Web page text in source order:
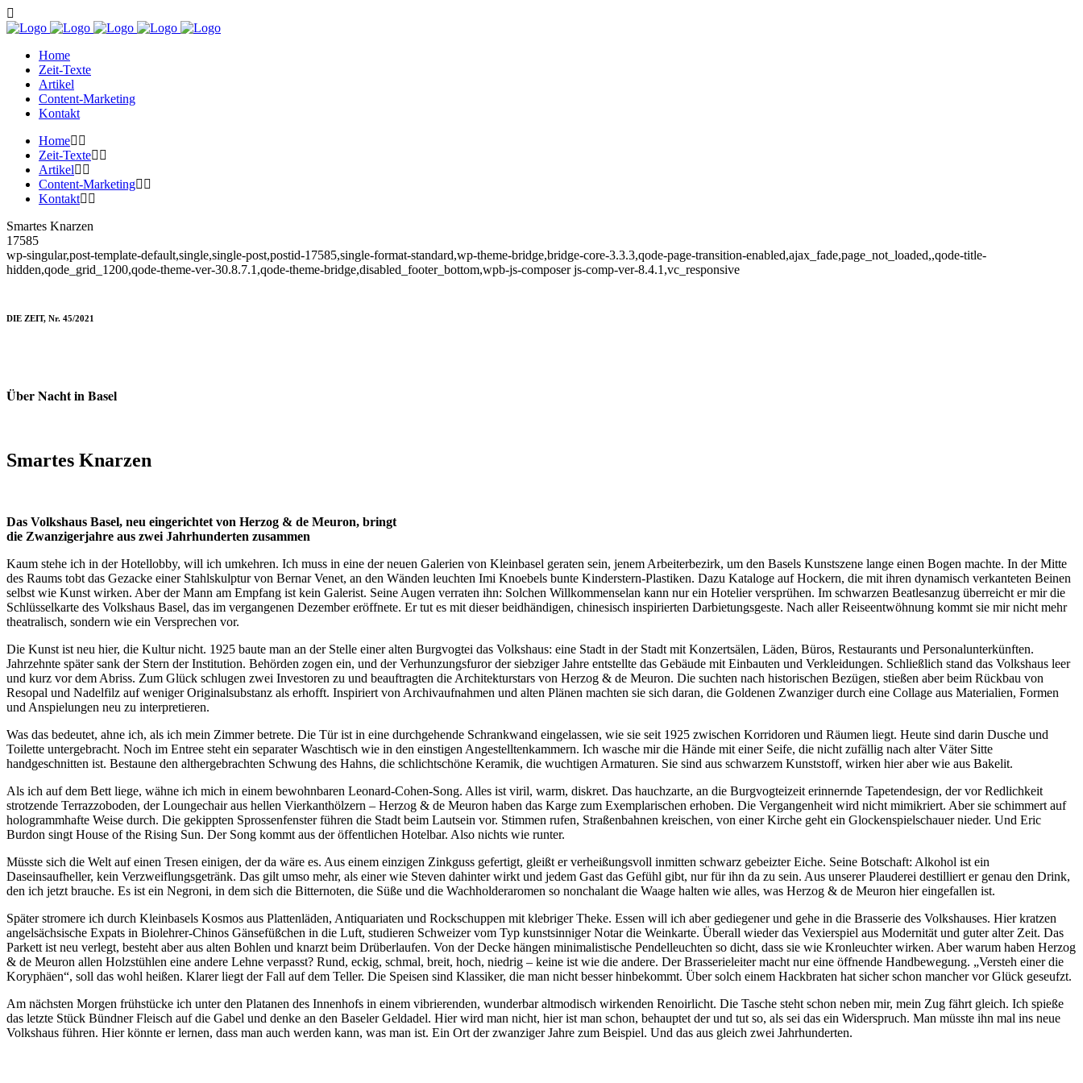
Home
Zeit-Texte
Artikel
Content-Marketing
Kontakt
Home
Zeit-Texte
Artikel
Content-Marketing
Kontakt
Smartes Knarzen
17585
wp-singular,post-template-default,single,single-post,postid-17585,single-format-standard,wp-theme-bridge,bridge-core-3.3.3,qode-page-transition-enabled,ajax_fade,page_not_loaded,,qode-title-
hidden,qode_grid_1200,qode-theme-ver-30.8.7.1,qode-theme-bridge,disabled_footer_bottom,wpb-js-composer js-comp-ver-8.4.1,vc_responsive
DIE ZEIT, Nr. 45/2021
Über Nacht in Basel
Smartes Knarzen
Das Volkshaus Basel, neu eingerichtet von Herzog & de Meuron, bringt
die Zwanzigerjahre aus zwei Jahrhunderten zusammen
Kaum stehe ich in der Hotellobby, will ich umkehren. Ich muss in eine der neuen Galerien von Kleinbasel geraten sein, jenem Arbeiterbezirk, um den Basels Kunstszene lange einen Bogen machte. In der Mitte
des Raums tobt das Gezacke einer Stahlskulptur von Bernar Venet, an den Wänden leuchten Imi Knoebels bunte Kinderstern-Plastiken. Dazu Kataloge auf Hockern, die mit ihren dynamisch verkanteten Beinen
selbst wie Kunst wirken. Aber der Mann am Empfang ist kein Galerist. Seine Augen verraten ihn: Solchen Willkommenselan kann nur ein Hotelier versprühen. Im schwarzen Beatlesanzug überreicht er mir die
Schlüsselkarte des Volkshaus Basel, das im vergangenen Dezember eröffnete. Er tut es mit dieser beidhändigen, chinesisch inspirierten Darbietungsgeste. Nach aller Reiseentwöhnung kommt sie mir nicht mehr
theatralisch, sondern wie ein Versprechen vor.
Die Kunst ist neu hier, die Kultur nicht. 1925 baute man an der Stelle einer alten Burgvogtei das Volkshaus: eine Stadt in der Stadt mit Konzertsälen, Läden, Büros, Restaurants und Personalunterkünften.
Jahrzehnte später sank der Stern der Institution. Behörden zogen ein, und der Verhunzungsfuror der siebziger Jahre entstellte das Gebäude mit Einbauten und Verkleidungen. Schließlich stand das Volkshaus leer
und kurz vor dem Abriss. Zum Glück schlugen zwei Investoren zu und beauftragten die Architekturstars von Herzog & de Meuron. Die suchten nach historischen Bezügen, stießen aber beim Rückbau von
Resopal und Nadelfilz auf weniger Originalsubstanz als erhofft. Inspiriert von Archivaufnahmen und alten Plänen machten sie sich daran, die Goldenen Zwanziger durch eine Collage aus Materialien, Formen
und Anspielungen neu zu interpretieren.
Was das bedeutet, ahne ich, als ich mein Zimmer betrete. Die Tür ist in eine durchgehende Schrankwand eingelassen, wie sie seit 1925 zwischen Korridoren und Räumen liegt. Heute sind darin Dusche und
Toilette untergebracht. Noch im Entree steht ein separater Waschtisch wie in den einstigen Angestelltenkammern. Ich wasche mir die Hände mit einer Seife, die nicht zufällig nach alter Väter Sitte
handgeschnitten ist. Bestaune den althergebrachten Schwung des Hahns, die schlichtschöne Keramik, die wuchtigen Armaturen. Sie sind aus schwarzem Kunststoff, wirken hier aber wie aus Bakelit.
Als ich auf dem Bett liege, wähne ich mich in einem bewohnbaren Leonard-Cohen-Song. Alles ist viril, warm, diskret. Das hauchzarte, an die Burgvogteizeit erinnernde Tapetendesign, der vor Redlichkeit
strotzende Terrazzoboden, der Loungechair aus hellen Vierkanthölzern – Herzog & de Meuron haben das Karge zum Exemplarischen erhoben. Die Vergangenheit wird nicht mimikriert. Aber sie schimmert auf
hologrammhafte Weise durch. Die gekippten Sprossenfenster führen die Stadt beim Lautsein vor. Stimmen rufen, Straßenbahnen kreischen, von einer Kirche geht ein Glockenspielschauer nieder. Und Eric
Burdon singt House of the Rising Sun. Der Song kommt aus der öffentlichen Hotelbar. Also nichts wie runter.
Müsste sich die Welt auf einen Tresen einigen, der da wäre es. Aus einem einzigen Zinkguss gefertigt, gleißt er verheißungsvoll inmitten schwarz gebeizter Eiche. Seine Botschaft: Alkohol ist ein
Daseinsaufheller, kein Verzweiflungsgetränk. Das gilt umso mehr, als einer wie Steven dahinter wirkt und jedem Gast das Gefühl gibt, nur für ihn da zu sein. Aus unserer Plauderei destilliert er genau den Drink,
den ich jetzt brauche. Es ist ein Negroni, in dem sich die Bitternoten, die Süße und die Wachholderaromen so nonchalant die Waage halten wie alles, was Herzog & de Meuron hier eingefallen ist.
Später stromere ich durch Kleinbasels Kosmos aus Plattenläden, Antiquariaten und Rockschuppen mit klebriger Theke. Essen will ich aber gediegener und gehe in die Brasserie des Volkshauses. Hier kratzen
angelsächsische Expats in Biolehrer-Chinos Gänsefüßchen in die Luft, studieren Schweizer vom Typ kunstsinniger Notar die Weinkarte. Überall wieder das Vexierspiel aus Modernität und guter alter Zeit. Das
Parkett ist neu verlegt, besteht aber aus alten Bohlen und knarzt beim Drüberlaufen. Von der Decke hängen minimalistische Pendelleuchten so dicht, dass sie wie Kronleuchter wirken. Aber warum haben Herzog
& de Meuron allen Holzstühlen eine andere Lehne verpasst? Rund, eckig, schmal, breit, hoch, niedrig – keine ist wie die andere. Der Brasserieleiter macht nur eine öffnende Handbewegung. „Versteh einer die
Koryphäen“, soll das wohl heißen. Klarer liegt der Fall auf dem Teller. Die Speisen sind Klassiker, die man nicht besser hinbekommt. Über solch einem Hackbraten hat sicher schon mancher vor Glück geseufzt.
Am nächsten Morgen frühstücke ich unter den Platanen des Innenhofs in einem vibrierenden, wunderbar altmodisch wirkenden Renoirlicht. Die Tasche steht schon neben mir, mein Zug fährt gleich. Ich spieße
das letzte Stück Bündner Fleisch auf die Gabel und denke an den Baseler Geldadel. Hier wird man nicht, hier ist man schon, behauptet der und tut so, als sei das ein Widerspruch. Man müsste ihn mal ins neue
Volkshaus führen. Hier könnte er lernen, dass man auch werden kann, was man ist. Ein Ort der zwanziger Jahre zum Beispiel. Und das aus gleich zwei Jahrhunderten.